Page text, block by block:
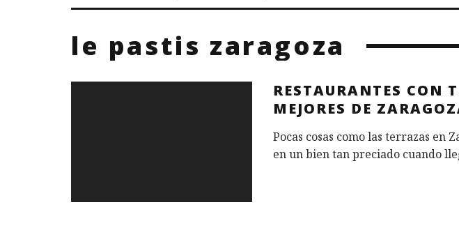
le pastis zaragoza
RESTAURANTES CON
MEJORES DE
Pocas cosas como las terrazas en
en un bien tan preciado cuando